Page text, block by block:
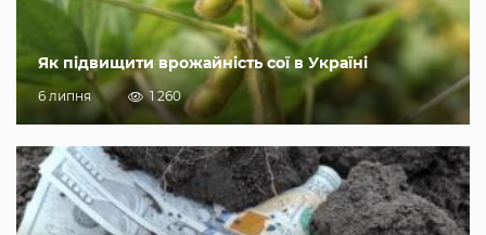
Як підвищити врожайність сої в Україні
6 липня 1 260